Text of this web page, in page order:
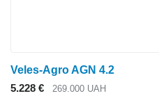
Veles-Agro AGN 4.2
5.228 €
269.000 UAH